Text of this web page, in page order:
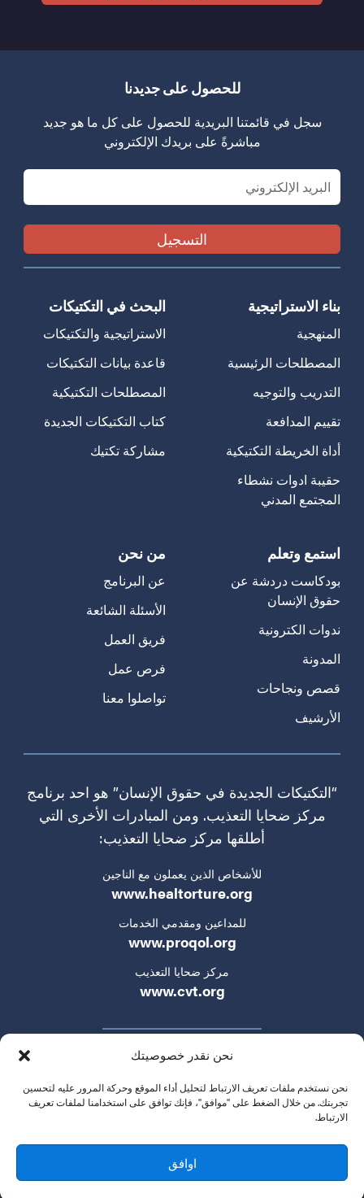
نحن نقدر خصوصيتك
نحن نستخدم ملفات تعريف الارتباط لتحليل أداء الموقع وحركة المرور عليه لتحسين
تجربتك. من خلال الضغط على "موافق"، فإنك توافق على استخدامنا لملفات تعريف
الارتباط.
اوافق
للحصول على جديدنا
سجل في قائمتنا البريدية للحصول على كل ما هو جديد
مباشرةً على بريدك الإلكتروني
Email
بناء الاستراتيجية
المنهجية
المصطلحات الرئيسية
التدريب والتوجيه
تقييم المدافعة
أداة الخريطة التكتيكية
حقيبة ادوات نشطاء
المجتمع المدني
البحث في التكتيكات
الاستراتيجية والتكتيكات
قاعدة بيانات التكتيكات
المصطلحات التكتيكية
كتاب التكتيكات الجديدة
مشاركة تكتيك
استمع وتعلم
بودكاست دردشة عن
حقوق الإنسان
ندوات الكترونية
المدونة
قصص ونجاحات
الأرشيف
من نحن
عن البرنامج
الأسئلة الشائعة
فريق العمل
فرص عمل
تواصلوا معنا
“التكتيكات الجديدة في حقوق الإنسان” هو احد برنامج
مركز ضحايا التعذيب. ومن المبادرات الأخرى التي
أطلقها مركز ضحايا التعذيب:
للأشخاص الذين يعملون مع الناجين
www.healtorture.org
للمداعين ومقدمي الخدمات
www.proqol.org
مركز ضحايا التعذيب
www.cvt.org
© 2024 التكتيكات الجديدة في حقوق الإنسان. جميع الحقوق
محفوظة.